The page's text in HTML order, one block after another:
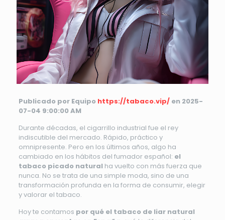
Publicado por Equipo https://tabaco.vip/en 2025-
07-04 9:00:00 AM
Durante décadas, el cigarrillo industrial fue el rey
indiscutible del mercado. Rápido, práctico y
omnipresente. Pero en los últimos años, algo ha
cambiado en los hábitos del fumador español: el
tabaco picado naturalha vuelto con más fuerza que
nunca. No se trata de una simple moda, sino de una
transformación profunda en la forma de consumir, elegir
y valorar el tabaco.
Hoy te contamos por qué el tabaco de liar natural